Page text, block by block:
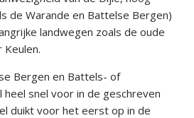
de Warande en Battelse Bergen)
landwegen zoals de oude
Keulen.
Bergen en Battels- of
snel voor in de geschreven
duikt voor het eerst op in de